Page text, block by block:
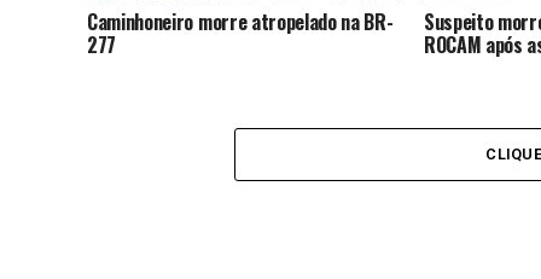
Caminhoneiro morre atropelado na BR-
277
Suspeito
ROCAM após